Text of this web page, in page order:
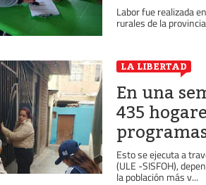
Labor fue realizada
rurales de la
LA LIBERTAD
En una
435
Esto se ejecuta a
(ULE -SISFOH),
la población más v...